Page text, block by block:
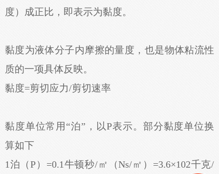
度）成正比，即表示为黏度。
黏度为液体分子内摩擦的量度，也是物体粘流性
质的一项具体反映。
黏度=剪切应力/剪切速率
黏度单位常用“泊”，以P表示。部分黏度单位换
算如下
1泊（P）=0.1牛顿秒/㎡（Ns/㎡）=3.6×102千克/